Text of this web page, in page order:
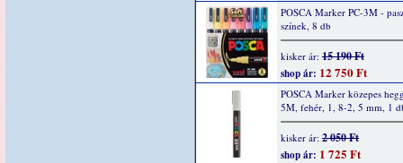
POSCA Marker PC-3M -
színek, 8 db
kisker ár: 15 190 Ft
shop ár: 12 750 Ft
POSCA Marker közepes
5M, fehér, 1, 8-2, 5 mm, 1
kisker ár: 2 050 Ft
shop ár: 1 725 Ft